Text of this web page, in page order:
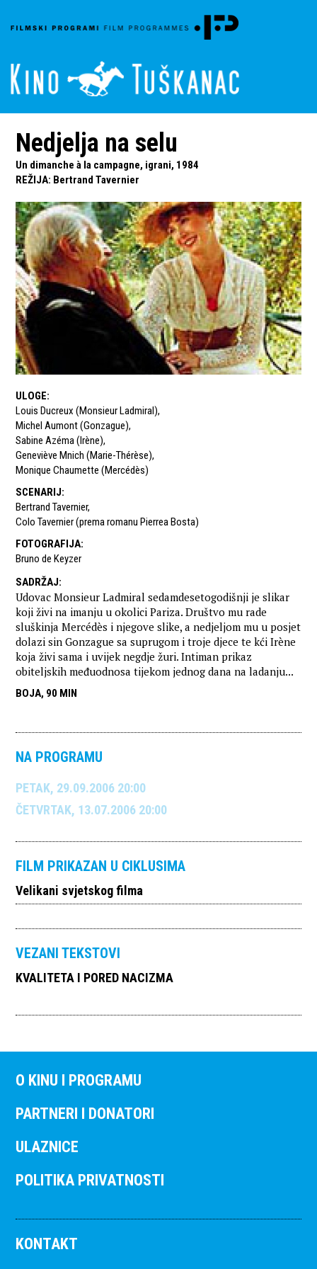
Nedjelja na selu
Un dimanche à la campagne, igrani, 1984
REŽIJA: Bertrand Tavernier
ULOGE:
Louis Ducreux (Monsieur Ladmiral),
Michel Aumont (Gonzague),
Sabine Azéma (Irène),
Geneviève Mnich (Marie-Thérèse),
Monique Chaumette (Mercédès)
SCENARIJ:
Bertrand Tavernier,
Colo Tavernier (prema romanu Pierrea Bosta)
FOTOGRAFIJA:
Bruno de Keyzer
SADRŽAJ:
Udovac Monsieur Ladmiral sedamdesetogodišnji je slikar
koji živi na imanju u okolici Pariza. Društvo mu rade
sluškinja Mercédès i njegove slike, a nedjeljom mu u posjet
dolazi sin Gonzague sa suprugom i troje djece te kći Irène
koja živi sama i uvijek negdje žuri. Intiman prikaz
obiteljskih međuodnosa tijekom jednog dana na ladanju...
BOJA, 90 MIN
NA PROGRAMU
PETAK, 29.09.2006 20:00
ČETVRTAK, 13.07.2006 20:00
FILM PRIKAZAN U CIKLUSIMA
Velikani svjetskog filma
VEZANI TEKSTOVI
KVALITETA I PORED NACIZMA
O KINU I PROGRAMU
PARTNERI I DONATORI
ULAZNICE
POLITIKA PRIVATNOSTI
KONTAKT